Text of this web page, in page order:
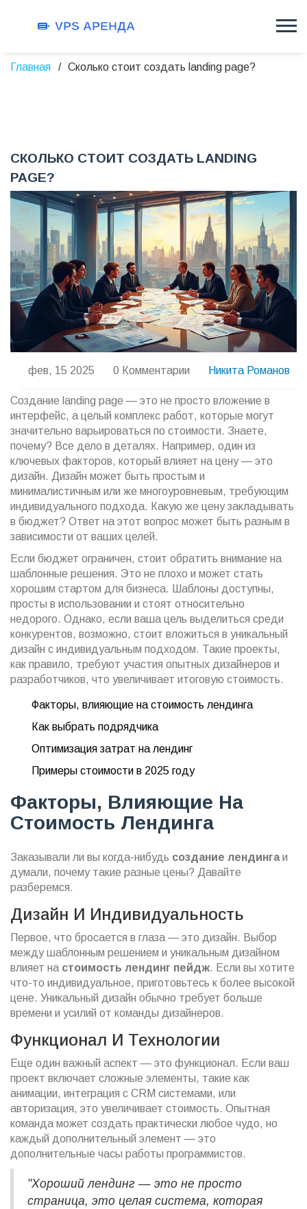
Главная Сколько стоит создать landing page?
СКОЛЬКО СТОИТ СОЗДАТЬ LANDING
PAGE?
фев, 15 2025 0 Комментарии Никита Романов
Создание landing page — это не просто вложение в
интерфейс, а целый комплекс работ, которые могут
значительно варьироваться по стоимости. Знаете,
почему? Все дело в деталях. Например, один из
ключевых факторов, который влияет на цену — это
дизайн. Дизайн может быть простым и
минималистичным или же многоуровневым, требующим
индивидуального подхода. Какую же цену закладывать
в бюджет? Ответ на этот вопрос может быть разным в
зависимости от ваших целей.
Если бюджет ограничен, стоит обратить внимание на
шаблонные решения. Это не плохо и может стать
хорошим стартом для бизнеса. Шаблоны доступны,
просты в использовании и стоят относительно
недорого. Однако, если ваша цель выделиться среди
конкурентов, возможно, стоит вложиться в уникальный
дизайн с индивидуальным подходом. Такие проекты,
как правило, требуют участия опытных дизайнеров и
разработчиков, что увеличивает итоговую стоимость.
Факторы, влияющие на стоимость лендинга
Как выбрать подрядчика
Оптимизация затрат на лендинг
Примеры стоимости в 2025 году
Факторы, Влияющие На
Стоимость Лендинга
Заказывали ли вы когда-нибудь создание лендингаи
думали, почему такие разные цены? Давайте
разберемся.
Дизайн И Индивидуальность
Первое, что бросается в глаза — это дизайн. Выбор
между шаблонным решением и уникальным дизайном
влияет на стоимость лендинг пейдж. Если вы хотите
что-то индивидуальное, приготовьтесь к более высокой
цене. Уникальный дизайн обычно требует больше
времени и усилий от команды дизайнеров.
Функционал И Технологии
Еще один важный аспект — это функционал. Если ваш
проект включает сложные элементы, такие как
анимации, интеграция с CRM системами, или
авторизация, это увеличивает стоимость. Опытная
команда может создать практически любое чудо, но
каждый дополнительный элемент — это
дополнительные часы работы программистов.
"Хороший лендинг — это не просто
страница, это целая система, которая